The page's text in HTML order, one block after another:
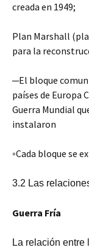
creada en 1949;
Plan Marshall
para la
─El bloque
países de Europa
Guerra Mundial
instalaron
◦Cada bloque se
3.2 Las
Guerra Fría
La relación entre